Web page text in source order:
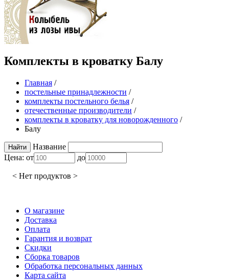
Комплекты в кроватку Балу
Главная /
постельные принадлежности /
комплекты постельного белья /
отечественные производители /
комплекты в кроватку для новорожденного /
Балу
Название
Цена: от до
< Нет продуктов >
О магазине
Доставка
Оплата
Гарантия и возврат
Скидки
Сборка товаров
Обработка персональных данных
Карта сайта